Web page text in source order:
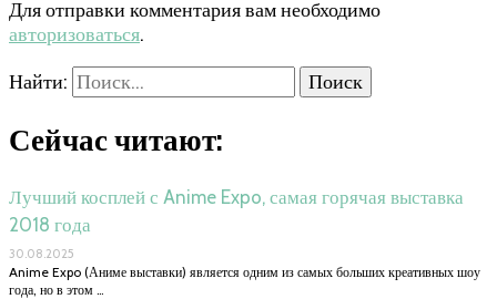
Для отправки комментария вам необходимо
авторизоваться.
Найти:
Сейчас читают:
Лучший косплей с Anime Expo, самая горячая выставка
2018 года
30.08.2025
Anime Expo (Аниме выставки) является одним из самых больших креативных шоу
года, но в этом …